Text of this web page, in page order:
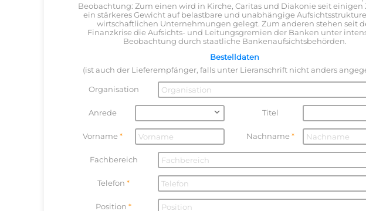
Beobachtung: Zum einen wird in Kirche, Caritas und Diakonie seit einigen
ein stärkeres Gewicht auf belastbare und unabhängige
wirtschaftlichen Unternehmungen gelegt. Zum anderen stehen seit
Finanzkrise die Aufsichts- und Leitungsgremien der Banken unter
Beobachtung durch staatliche Bankenaufsichtsbehörden.
Bestelldaten
(ist auch der Lieferempfänger, falls unter Lieranschrift nicht anders
Organisation
Anrede Titel
Vorname Nachname
Fachbereich
Telefon
Position